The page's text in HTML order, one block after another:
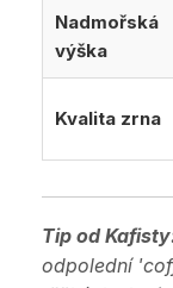
Nadmořská
výška
Kvalita zrna
Tip od
odpolední